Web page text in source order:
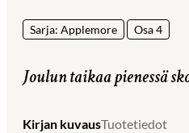
Sarja: Applemore Osa 4
Joulun taikaa pienessä
Kirjan kuvausTuotetiedot